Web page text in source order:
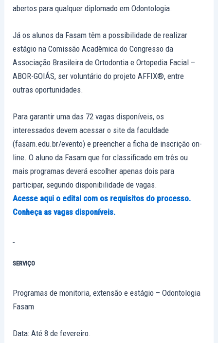
abertos para qualquer diplomado em Odontologia.
Já os alunos da Fasam têm a possibilidade de realizar
estágio na Comissão Acadêmica do Congresso da
Associação Brasileira de Ortodontia e Ortopedia Facial –
ABOR-GOIÁS, ser voluntário do projeto AFFIX®, entre
outras oportunidades.
Para garantir uma das 72 vagas disponíveis, os
interessados devem acessar o site da faculdade
(fasam.edu.br/evento) e preencher a ficha de inscrição on-
line. O aluno da Fasam que for classificado em três ou
mais programas deverá escolher apenas dois para
participar, segundo disponibilidade de vagas.
Acesse aqui o edital com os requisitos do processo.
Conheça as vagas disponíveis.
SERVIÇO
Programas de monitoria, extensão e estágio – Odontologia
Fasam
Data: Até 8 de fevereiro.